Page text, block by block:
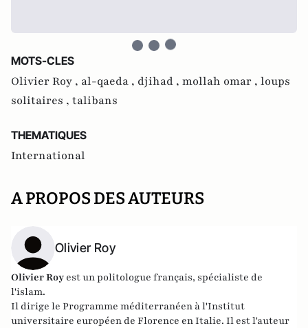
MOTS-CLES
Olivier Roy , al-qaeda , djihad , mollah omar , loups
solitaires , talibans
THEMATIQUES
International
A PROPOS DES AUTEURS
Olivier Roy
Olivier Roy est un politologue français, spécialiste de
l'islam.
Il dirige le Programme méditerranéen à l'Institut
universitaire européen de Florence en Italie. Il est l'auteur